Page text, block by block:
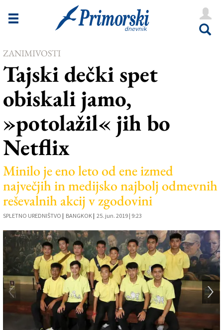
Novice
Goriška
Kultura
Šport
Še
Vreme
Uredništvo
Oglasi
Založnik
Zadruga PD
Naročnine
ZANIMIVOSTI
Tajski dečki spet
obiskali jamo,
»potolažil« jih bo
Netflix
Minilo je eno leto od ene izmed
največjih in medijsko najbolj odmevnih
reševalnih akcij v zgodovini
SPLETNO UREDNIŠTVO | BANGKOK | 25. jun. 2019 | 9:23